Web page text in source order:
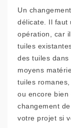
Un
délicate. Il faut
opération, car
tuiles
des tuiles
moyens
tuiles
ou encore bien
changement
votre projet si